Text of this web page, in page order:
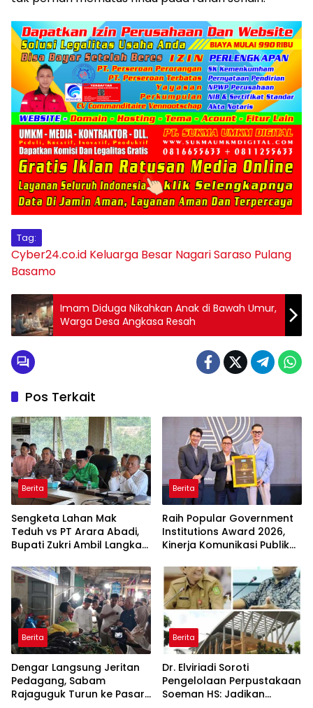
Tag:
Cyber24.co.id Keluarga Besar Nagari Saraso Pulang
Basamo
Imam Diduga Nikahkan Anak di Bawah Umur,
Warga Desa Angkasa Resah
Pos Terkait
Berita
Sengketa Lahan Mak
Teduh vs PT Arara Abadi,
Bupati Zukri Ambil Langkah
Berita
Raih Popular Government
Institutions Award 2026,
Kinerja Komunikasi Publik
Kembali Diakui
Berita
Dengar Langsung Jeritan
Pedagang, Sabam
Rajaguguk Turun ke Pasar
Berita
Dr. Elviriadi Soroti
Pengelolaan Perpustakaan
Soeman HS: Jadikan